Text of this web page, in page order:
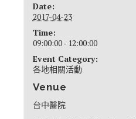
Date:
2017-04-23
Time:
09:00:00 - 12:00:00
Event Category:
各地相關活動
Venue
台中醫院